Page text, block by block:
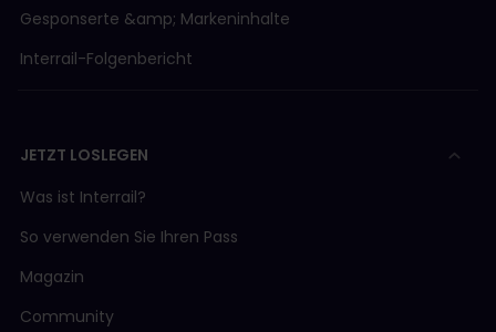
Gesponserte &amp; Markeninhalte
Interrail-Folgenbericht
JETZT LOSLEGEN
Was ist Interrail?
So verwenden Sie Ihren Pass
Magazin
Community